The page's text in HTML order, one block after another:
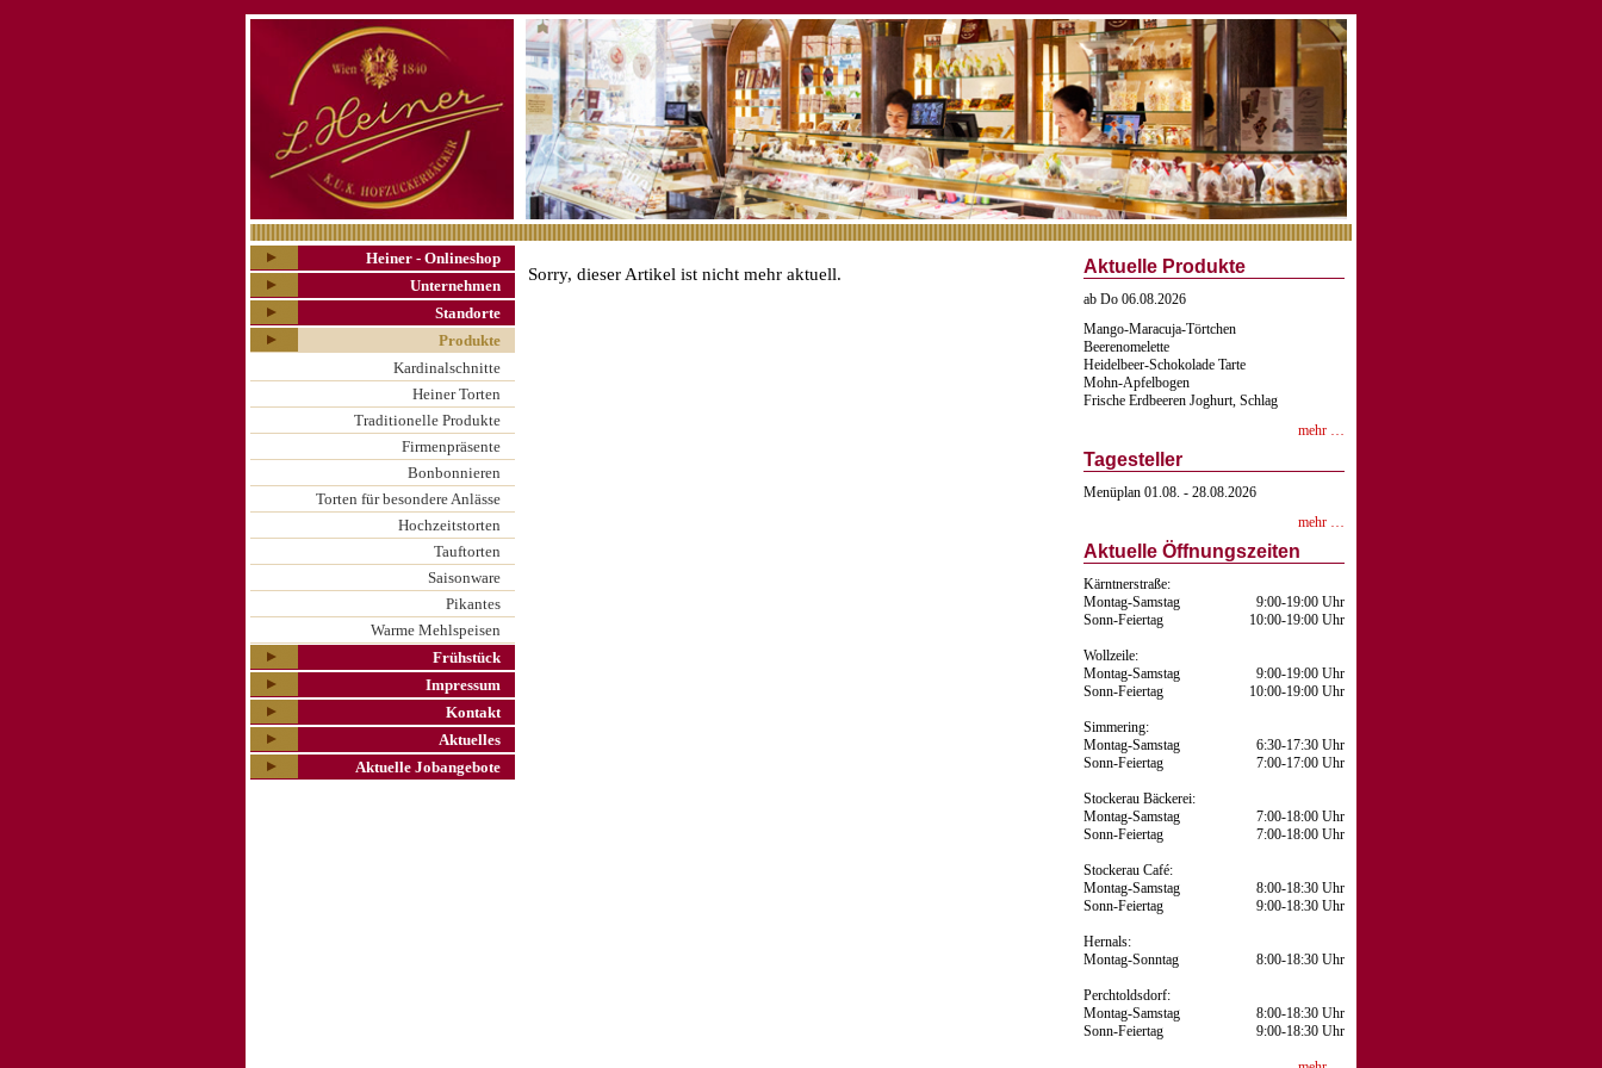
Heiner - Onlineshop
Unternehmen
Standorte
Produkte
Kardinalschnitte
Heiner Torten
Traditionelle Produkte
Firmenpräsente
Bonbonnieren
Torten für besondere Anlässe
Hochzeitstorten
Tauftorten
Saisonware
Pikantes
Warme Mehlspeisen
Frühstück
Impressum
Kontakt
Aktuelles
Aktuelle Jobangebote
Sorry, dieser Artikel ist nicht mehr aktuell. Aktuelle Produkte
ab Do 06.08.2026
Mango-Maracuja-Törtchen
Beerenomelette
Heidelbeer-Schokolade Tarte
Mohn-Apfelbogen
Frische Erdbeeren Joghurt, Schlag
mehr …
Tagesteller
Menüplan 01.08. - 28.08.2026
mehr …
Aktuelle Öffnungszeiten
Kärntnerstraße:
Montag-Samstag
Sonn-Feiertag
9:00-19:00 Uhr
10:00-19:00 Uhr
Wollzeile:
Montag-Samstag
Sonn-Feiertag
9:00-19:00 Uhr
10:00-19:00 Uhr
Simmering:
Montag-Samstag
Sonn-Feiertag
6:30-17:30 Uhr
7:00-17:00 Uhr
Stockerau Bäckerei:
Montag-Samstag
7:00-18:00 Uhr
Sonn-Feiertag
7:00-18:00 Uhr
Stockerau Café:
Montag-Samstag
Sonn-Feiertag
8:00-18:30 Uhr
9:00-18:30 Uhr
Hernals:
Montag-Sonntag
8:00-18:30 Uhr
Perchtoldsdorf:
Montag-Samstag
Sonn-Feiertag
8:00-18:30 Uhr
9:00-18:30 Uhr